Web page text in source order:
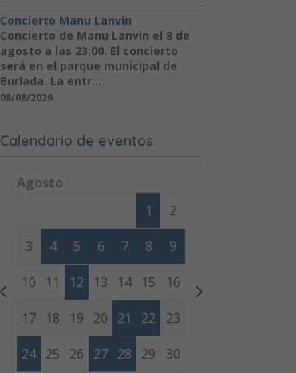
Concierto Manu Lanvin
Concierto de Manu Lanvin el 8 de
agosto a las 23:00. El concierto
será en el parque municipal de
Burlada. La entr...
08/08/2026
Calendario de eventos
Agosto
Miércoles Jueves
1 2
3 4 5 6 7 8 9
10 11 12 13 14 15 16
17 18 19 20 21 22 23
24 25 26 27 28 29 30